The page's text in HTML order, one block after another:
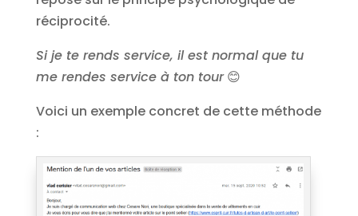
réciprocité.
Si je te rends service, il est normal que tu
me rendes service à ton tour😊
Voici un exemple concret de cette méthode
: